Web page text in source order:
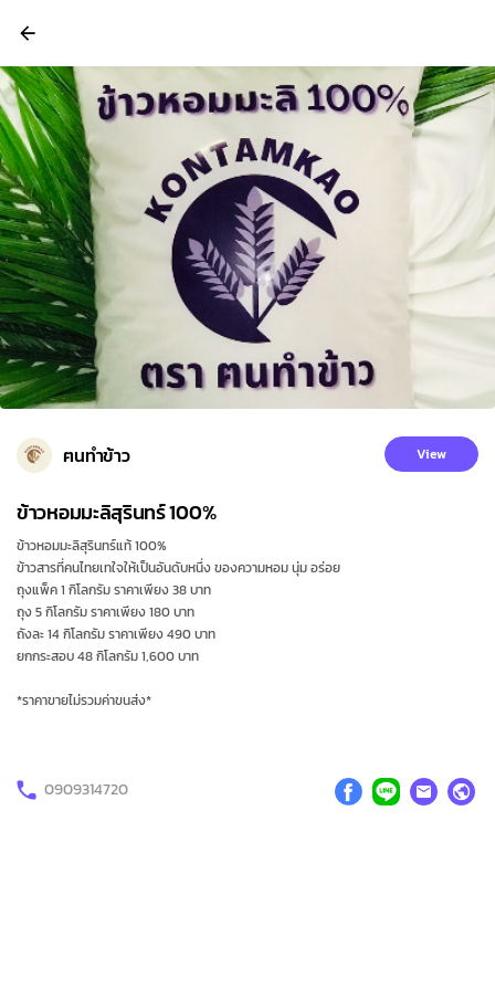
ฅนทำข้าว View
ข้าวหอมมะลิสุรินทร์ 100%
ข้าวหอมมะลิสุรินทร์แท้ 100%
ข้าวสารที่คนไทยเทใจให้เป็นอันดับหนึ่ง ของความหอม นุ่ม อร่อย
ถุงแพ็ค 1 กิโลกรัม ราคาเพียง 38 บาท
ถุง 5 กิโลกรัม ราคาเพียง 180 บาท
ถังละ 14 กิโลกรัม ราคาเพียง 490 บาท
ยกกระสอบ 48 กิโลกรัม 1,600 บาท
*ราคาขายไม่รวมค่าขนส่ง*
0909314720